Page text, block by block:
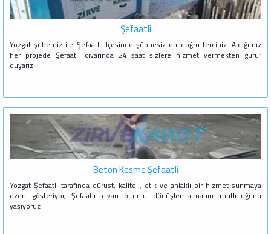
Şefaatli
Yozgat şubemiz ile Şefaatlı ilçesinde şüphesiz en doğru tercihiz. Aldığımız
her projede Şefaatlı civarında 24 saat sizlere hizmet vermekten gurur
duyarız.
Beton Kesme Şefaatli
Yozgat Şefaatlı tarafında dürüst, kaliteli, etik ve ahlaklı bir hizmet sunmaya
özen gösteriyor, Şefaatlı civarı olumlu dönüşler almanın mutluluğunu
yaşıyoruz